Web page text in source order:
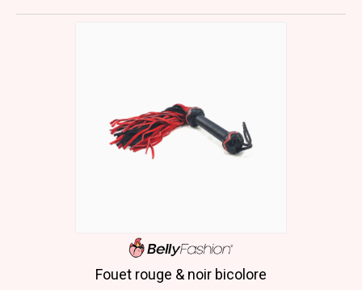
Fouet rouge & noir bicolore